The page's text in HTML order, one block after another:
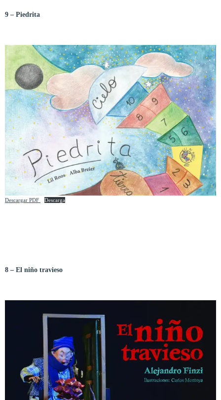
9 – Piedrita
Descargar PDF Descarga
8 – El niño travieso